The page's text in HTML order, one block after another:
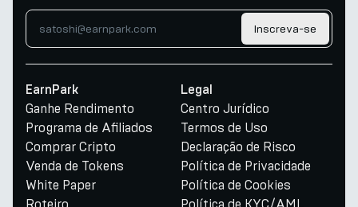
Inscreva-se
EarnPark
Ganhe Rendimento
Programa de Afiliados
Comprar Cripto
Venda de Tokens
White Paper
Legal
Centro Jurídico
Termos de Uso
Declaração de Risco
Política de Privacidade
Política de Cookies